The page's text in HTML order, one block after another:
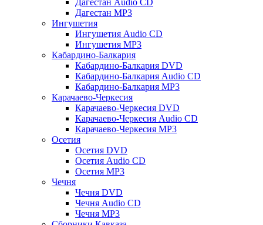
Дагестан Audio CD
Дагестан MP3
Ингушетия
Ингушетия Audio CD
Ингушетия MP3
Кабардино-Балкария
Кабардино-Балкария DVD
Кабардино-Балкария Audio CD
Кабардино-Балкария MP3
Карачаево-Черкесия
Карачаево-Черкесия DVD
Карачаево-Черкесия Audio CD
Карачаево-Черкесия MP3
Осетия
Осетия DVD
Осетия Audio CD
Осетия MP3
Чечня
Чечня DVD
Чечня Audio CD
Чечня MP3